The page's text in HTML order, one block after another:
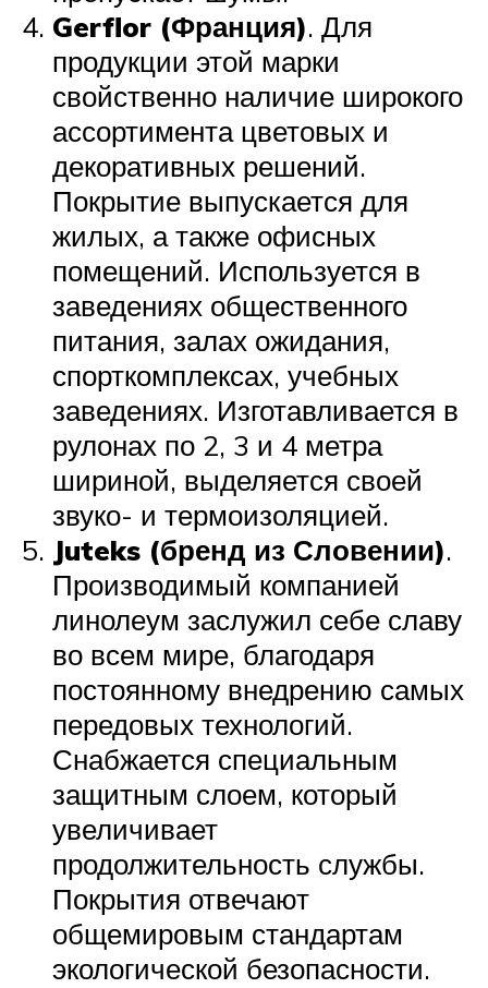
Gerflor (Франция). Для
продукции этой марки
свойственно наличие широкого
ассортимента цветовых и
декоративных решений.
Покрытие выпускается для
жилых, а также офисных
помещений. Используется в
заведениях общественного
питания, залах ожидания,
спорткомплексах, учебных
заведениях. Изготавливается в
рулонах по 2, 3 и 4 метра
шириной, выделяется своей
звуко- и термоизоляцией.
Juteks (бренд из Словении).
Производимый компанией
линолеум заслужил себе славу
во всем мире, благодаря
постоянному внедрению самых
передовых технологий.
Снабжается специальным
защитным слоем, который
увеличивает
продолжительность службы.
Покрытия отвечают
общемировым стандартам
экологической безопасности.